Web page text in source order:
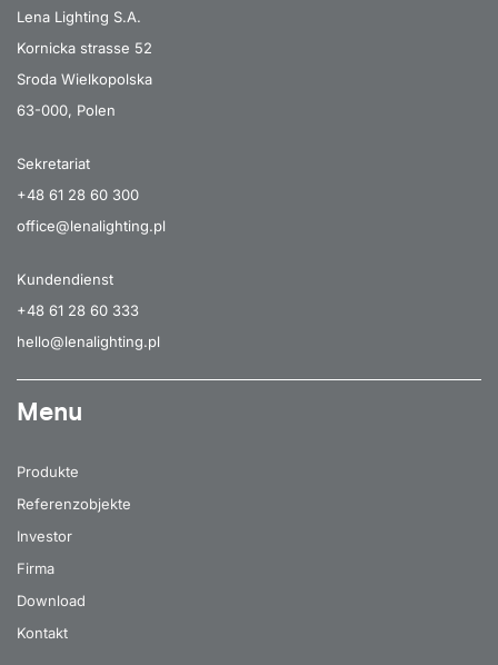
Lena Lighting S.A.
Kornicka strasse 52
Sroda Wielkopolska
63-000, Polen
Sekretariat
+48 61 28 60 300
office@lenalighting.pl
Kundendienst
+48 61 28 60 333
hello@lenalighting.pl
Menu
Produkte
Referenzobjekte
Investor
Firma
Download
Kontakt